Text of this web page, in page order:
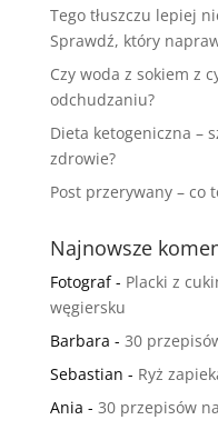
Tego tłuszczu lepiej
Sprawdź, który
Czy woda z sokiem z
odchudzaniu?
Dieta ketogeniczna –
zdrowie?
Post przerywany – co
Najnowsze
Fotograf- Placki z
węgiersku
Barbara - 30
Sebastian - Ryż
Ania - 30 przepisów